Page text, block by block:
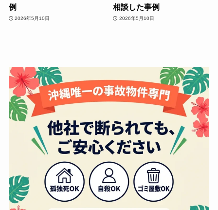
例
2026年5月10日
相談した事例
2026年5月10日